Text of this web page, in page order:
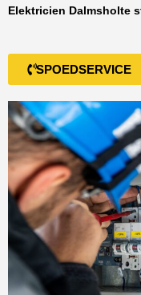
Elektricien Dalmsholte
SPOEDSERVICE